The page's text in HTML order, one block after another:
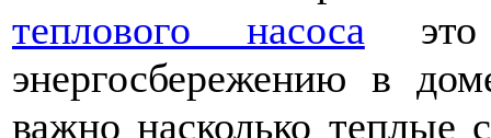
теплового насоса это
энергосбережению в
важно насколько теплые